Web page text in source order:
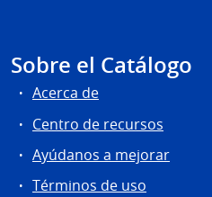
Sobre el Catálogo
Acerca de
Centro de recursos
Ayúdanos a mejorar
Términos de uso